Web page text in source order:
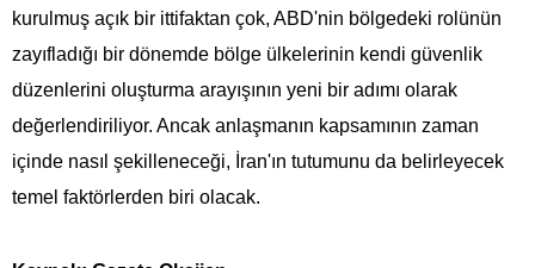
kurulmuş açık bir ittifaktan çok, ABD'nin bölgedeki rolünün
zayıfladığı bir dönemde bölge ülkelerinin kendi güvenlik
düzenlerini oluşturma arayışının yeni bir adımı olarak
değerlendiriliyor. Ancak anlaşmanın kapsamının zaman
içinde nasıl şekilleneceği, İran'ın tutumunu da belirleyecek
temel faktörlerden biri olacak.